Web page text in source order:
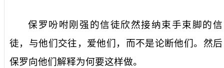
保罗吩咐刚强的信徒欣然接纳束手束脚的信
徒，与他们交往，爱他们，而不是论断他们。然后
保罗向他们解释为何要这样做。